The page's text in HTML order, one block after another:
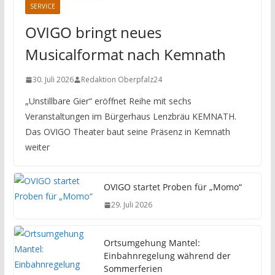
SERVICE
OVIGO bringt neues
Musicalformat nach Kemnath
30. Juli 2026 Redaktion Oberpfalz24
„Unstillbare Gier“ eröffnet Reihe mit sechs
Veranstaltungen im Bürgerhaus Lenzbräu KEMNATH.
Das OVIGO Theater baut seine Präsenz in Kemnath
weiter
OVIGO startet Proben für „Momo“
29. Juli 2026
Ortsumgehung Mantel:
Einbahnregelung während der
Sommerferien